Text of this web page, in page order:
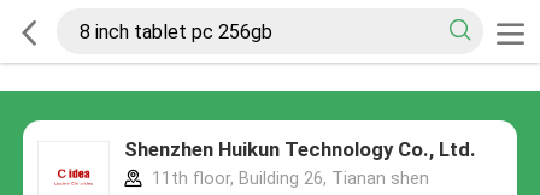
Shenzhen Huikun Technology Co., Ltd.
11th floor, Building 26, Tianan shen